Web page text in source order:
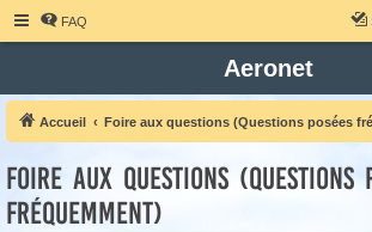
FAQ
Aeronet
Accueil Foire aux questions (Questions posées
Foire aux questions (Questions
fréquemment)